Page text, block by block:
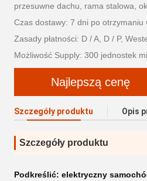
przesuwne dachu, rama stalowa,
Czas dostawy: 7 dni po otrzymaniu
Zasady płatności: D / A, D / P,
Możliwość Supply: 300 jednostek
Najlepszą cenę
Szczegóły produktu Opis
Szczegóły produktu
Podkreślić: elektryczny